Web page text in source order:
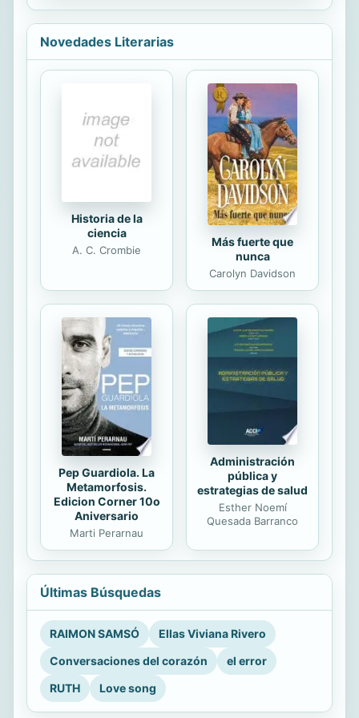
pueden idear cómo será su vida en
afrontar las dificultades, para tomar
riesgos, para amar, para vivir. Y
cuando la vida te zarandea
dolorosamente, puedes elegir si
derrumbarte y quedarte abajo, o si
levantarte, tomar el riesgo y vivir.
Porque, aun con obstáculos, el
camino puede ser maravilloso.
Porque apartarte...
Novedades Literarias
Historia de la
ciencia
A. C. Crombie
Más fuerte que
nunca
Carolyn Davidson
Pep Guardiola. La
Metamorfosis.
Edicion Corner 10o
Aniversario
Marti Perarnau
Administración
pública y
estrategias de salud
Esther Noemí
Quesada Barranco
Últimas Búsquedas
RAIMON SAMSÓ
Ellas Viviana Rivero
Conversaciones del corazón
el error
RUTH
Love song